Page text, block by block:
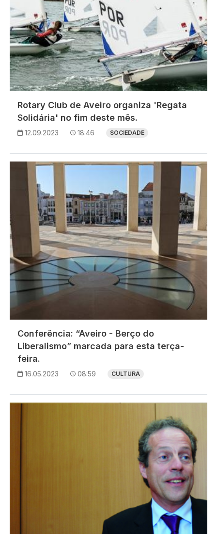
Rotary Club de Aveiro organiza 'Regata
Solidária' no fim deste mês.
12.09.2023 18:46 SOCIEDADE
Imagem
Conferência: “Aveiro - Berço do
Liberalismo” marcada para esta terça-
feira.
16.05.2023 08:59 CULTURA